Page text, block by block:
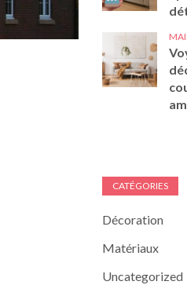
CATÉGORIES
Décoration
Matériaux
Uncategorized